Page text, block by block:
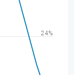
24%